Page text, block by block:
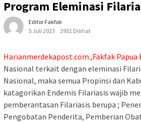
Program Eleminasi
Editor Fakfak
5 Juli 2023
2951 Dilihat
Harianmerdekapost.com.,Fakfak Papua
Nasional terkait dengan eleminasi
Nasional, maka semua Propinsi dan
katagorikan Endemis Filariasis wajib
pemberantasan Filariasis berupa ;
Pengobatan Penderita, Pemberian